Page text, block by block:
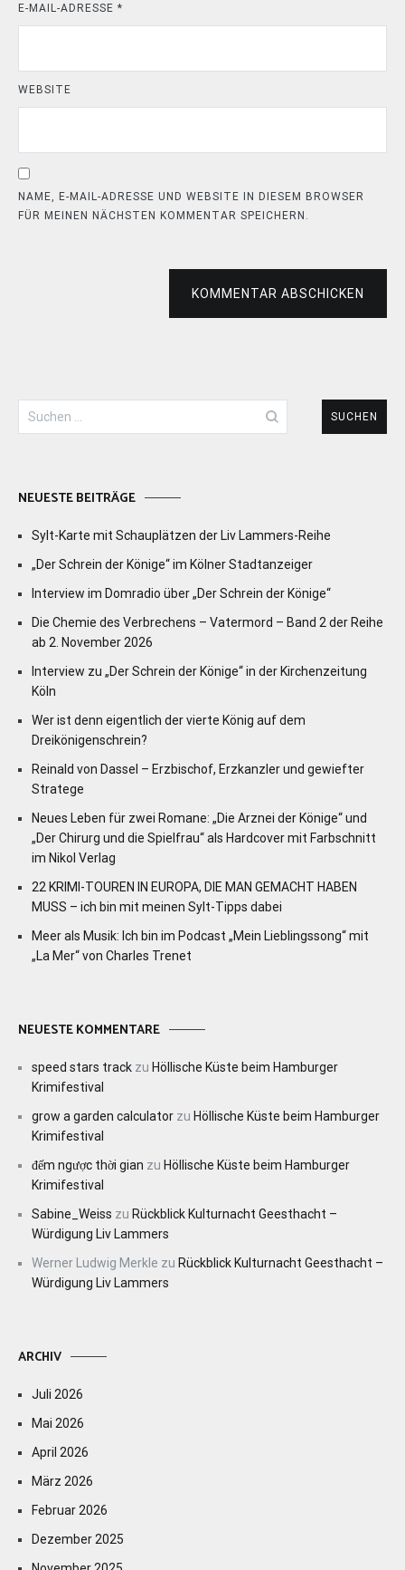
E-MAIL-ADRESSE *
WEBSITE
NAME, E-MAIL-ADRESSE UND WEBSITE IN DIESEM BROWSER
FÜR MEINEN NÄCHSTEN KOMMENTAR SPEICHERN.
KOMMENTAR ABSCHICKEN
nach:
NEUESTE BEITRÄGE
Sylt-Karte mit Schauplätzen der Liv Lammers-Reihe
„Der Schrein der Könige“ im Kölner Stadtanzeiger
Interview im Domradio über „Der Schrein der Könige“
Die Chemie des Verbrechens – Vatermord – Band 2 der Reihe
ab 2. November 2026
Interview zu „Der Schrein der Könige“ in der Kirchenzeitung
Köln
Wer ist denn eigentlich der vierte König auf dem
Dreikönigenschrein?
Reinald von Dassel – Erzbischof, Erzkanzler und gewiefter
Stratege
Neues Leben für zwei Romane: „Die Arznei der Könige“ und
„Der Chirurg und die Spielfrau“ als Hardcover mit Farbschnitt
im Nikol Verlag
22 KRIMI-TOUREN IN EUROPA, DIE MAN GEMACHT HABEN
MUSS – ich bin mit meinen Sylt-Tipps dabei
Meer als Musik: Ich bin im Podcast „Mein Lieblingssong“ mit
„La Mer“ von Charles Trenet
NEUESTE KOMMENTARE
speed stars track zu Höllische Küste beim Hamburger
Krimifestival
grow a garden calculator zu Höllische Küste beim Hamburger
Krimifestival
đếm ngược thời gian zu Höllische Küste beim Hamburger
Krimifestival
Sabine_Weiss zu Rückblick Kulturnacht Geesthacht –
Würdigung Liv Lammers
Werner Ludwig Merkle zu Rückblick Kulturnacht Geesthacht –
Würdigung Liv Lammers
ARCHIV
Juli 2026
Mai 2026
April 2026
März 2026
Februar 2026
Dezember 2025